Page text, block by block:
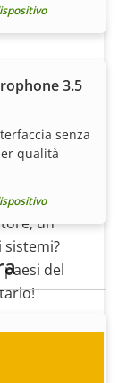
3.5
senza
qualità
di rete
un
del